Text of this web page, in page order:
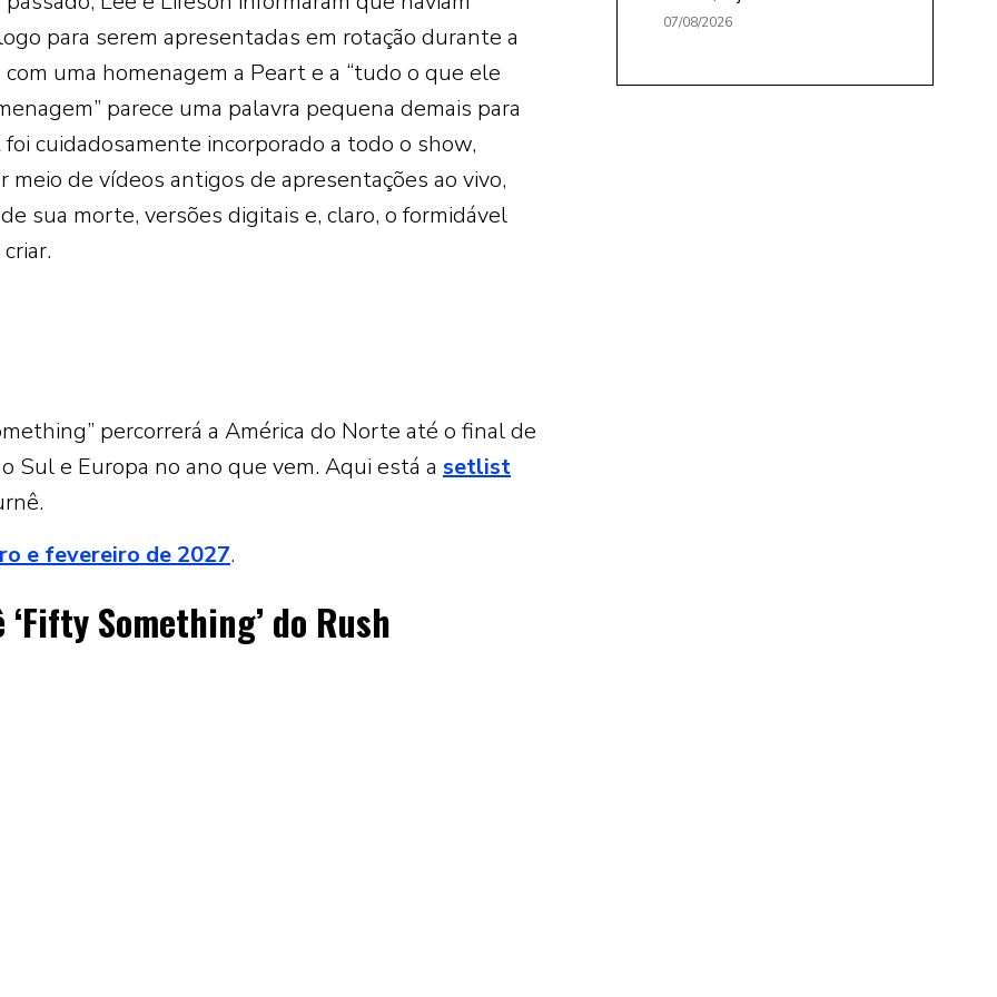
para serem apresentadas em rotação durante a
uma homenagem a Peart e a “tudo o que ele
parece uma palavra pequena demais para
cuidadosamente incorporado a todo o show,
de vídeos antigos de apresentações ao vivo,
sua morte, versões digitais e, claro, o formidável
percorrerá a América do Norte até o final de
Sul e Europa no ano que vem. Aqui está a setlist
e fevereiro de 2027.
Something’ do Rush
07/08/2026